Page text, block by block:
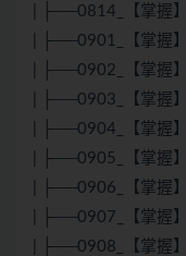
| ├──0814_【掌握
| ├──0901_【掌握
| ├──0902_【掌握
| ├──0903_【掌握
| ├──0904_【掌握
| ├──0905_【掌握
| ├──0906_【掌握
| ├──0907_【掌握
| ├──0908_【掌握